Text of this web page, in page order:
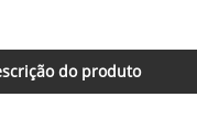
do produto